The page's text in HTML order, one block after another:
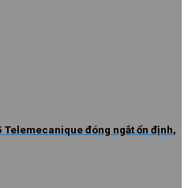
Telemecanique đóng ngắt ổn định,